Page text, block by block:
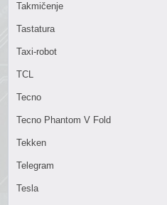
Takmičenje
Tastatura
Taxi-robot
TCL
Tecno
Tecno Phantom V Fold
Tekken
Telegram
Tesla